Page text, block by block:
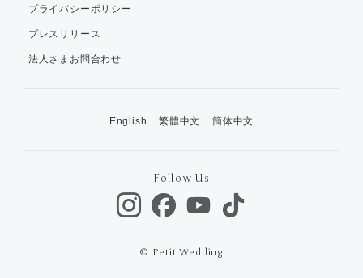
プライバシーポリシー
プレスリリース
法人さまお問合わせ
English 繁體中文 簡体中文
Follow Us
© Petit Wedding